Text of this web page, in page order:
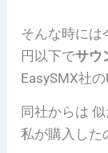
そんな時には
円以下でサウ
EasySMX社
同社からは
私が購入した